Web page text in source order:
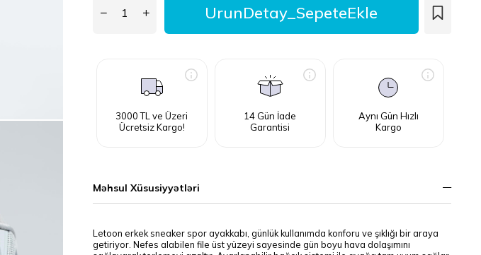
3000 TL ve Üzeri
Ücretsiz Kargo!
14 Gün İade
Garantisi
Aynı Gün Hızlı
Kargo
Məhsul Xüsusiyyətləri
Letoon erkek sneaker spor ayakkabı, günlük kullanımda konforu ve şıklığı bir araya
getiriyor. Nefes alabilen file üst yüzeyi sayesinde gün boyu hava dolaşımını